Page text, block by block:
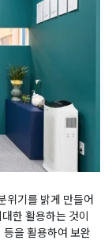
위기를 밝게 만들어
한 활용하는 것이
을 활용하여 보완